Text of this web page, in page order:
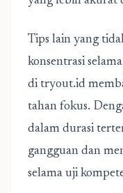
Tips lain yang
konsentrasi
di tryout.id
tahan fokus.
dalam durasi
gangguan dan
selama uji